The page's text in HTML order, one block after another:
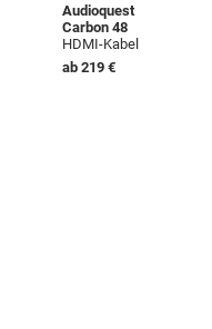
Audioquest
Carbon 48
HDMI-Kabel
ab 219 €